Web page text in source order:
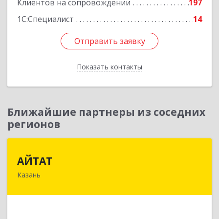
Клиентов на сопровождении
197
1С:Специалист
14
Отправить заявку
Показать контакты
Отправить заявку
Назад
Ближайшие партнеры из соседних
регионов
АЙТАТ
Казань